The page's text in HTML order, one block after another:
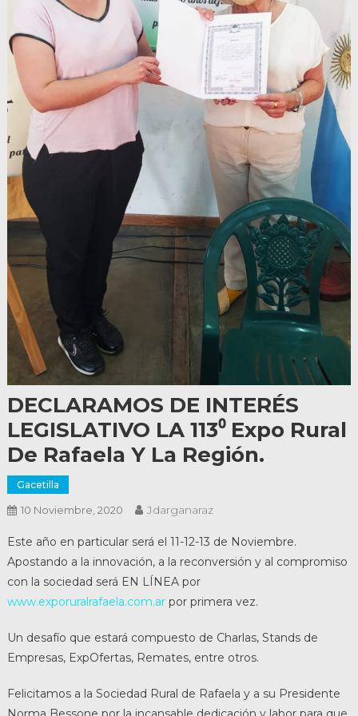
DECLARAMOS DE INTERÉS
LEGISLATIVO LA 113⁰ Expo Rural
De Rafaela Y La Región.
Gacetilla
10 Noviembre, 2020 Jdarganaraz
Este año en particular será el 11-12-13 de Noviembre.
Apostando a la innovación, a la reconversión y al compromiso
con la sociedad será EN LÍNEA por
www.exporuralrafaela.com.arpor primera vez.
Un desafío que estará compuesto de Charlas, Stands de
Empresas, ExpOfertas, Remates, entre otros.
Felicitamos a la Sociedad Rural de Rafaela y a su Presidente